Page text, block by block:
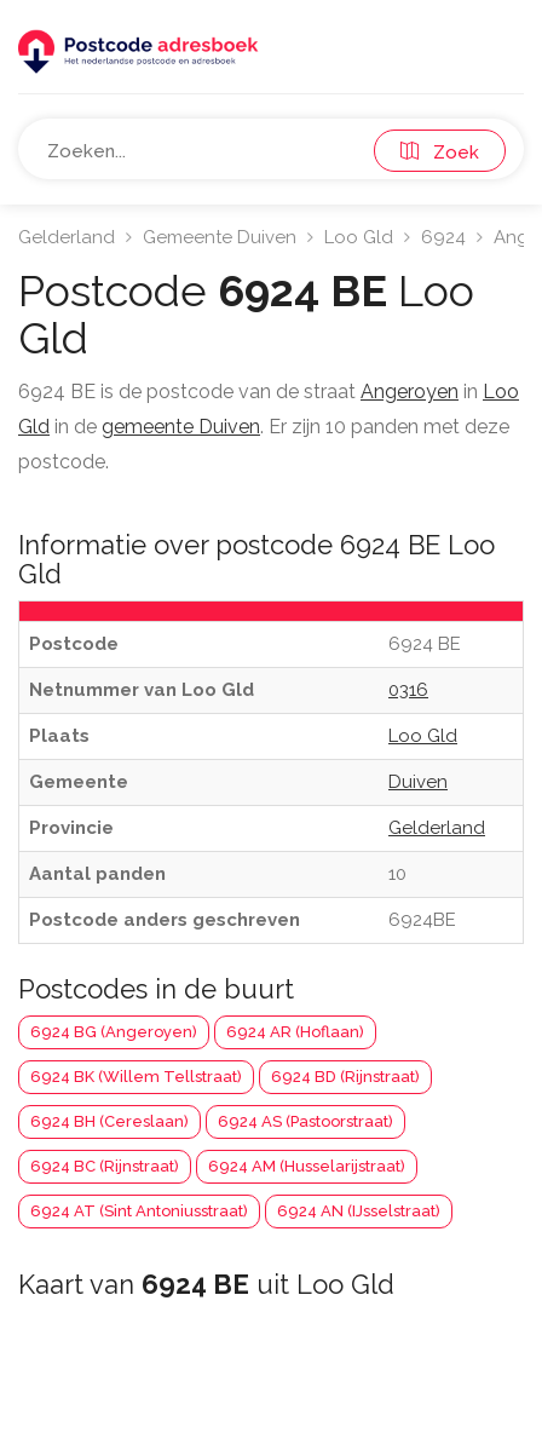
Zoek
Gelderland Gemeente Duiven Loo Gld 6924
Postcode 6924 BE Loo
Gld
6924 BE is de postcode van de straat Angeroyen in Loo
Gld in de gemeente Duiven. Er zijn 10 panden met deze
postcode.
Informatie over postcode 6924 BE Loo
Gld
Postcode 6924 BE
Netnummer van Loo Gld 0316
Plaats Loo Gld
Gemeente Duiven
Provincie Gelderland
Aantal panden 10
Postcode anders geschreven 6924BE
Postcodes in de buurt
6924 BG (Angeroyen) 6924 AR (Hoflaan)
6924 BK (Willem Tellstraat) 6924 BD (Rijnstraat)
6924 BH (Cereslaan) 6924 AS (Pastoorstraat)
6924 BC (Rijnstraat) 6924 AM (Husselarijstraat)
6924 AT (Sint Antoniusstraat) 6924 AN (IJsselstraat)
Kaart van 6924 BE uit Loo Gld